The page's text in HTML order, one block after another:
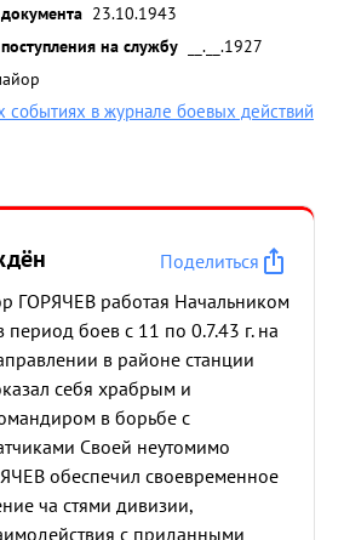
23.10.1943
на службу
__.__.1927
событиях в журнале боевых действий
Поделиться
ГОРЯЧЕВ работая Начальником
боев с 11 по 0.7.43 г. на
в районе станции
себя храбрым и
в борьбе с
Своей неутомимо
обеспечил своевременное
ча стями дивизии,
с приданными